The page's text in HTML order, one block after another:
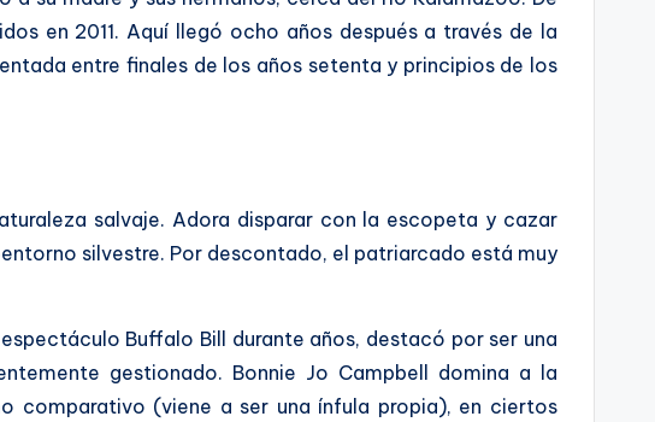
en 2011. Aquí llegó ocho años después a través de la
entre finales de los años setenta y principios de los
salvaje. Adora disparar con la escopeta y cazar
silvestre. Por descontado, el patriarcado está muy
Buffalo Bill durante años, destacó por ser una
gestionado. Bonnie Jo Campbell domina a la
comparativo (viene a ser una ínfula propia), en ciertos